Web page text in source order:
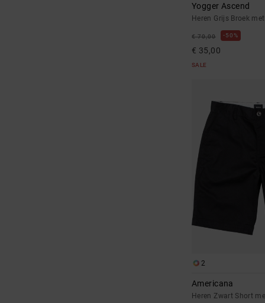
Yogger Ascend
Heren Grijs Broek
€ 70,00 50%
€ 35,00
SALE
2
Americana
Heren Zwart Short